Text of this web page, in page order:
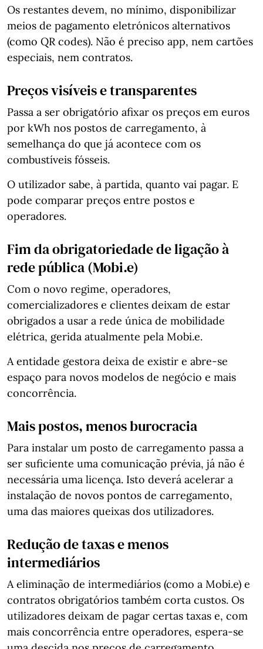
Os restantes devem, no mínimo, disponibilizar
meios de pagamento eletrónicos alternativos
(como QR codes). Não é preciso app, nem cartões
especiais, nem contratos.
Preços visíveis e transparentes
Passa a ser obrigatório afixar os preços em euros
por kWh nos postos de carregamento, à
semelhança do que já acontece com os
combustíveis fósseis.
O utilizador sabe, à partida, quanto vai pagar. E
pode comparar preços entre postos e
operadores.
Fim da obrigatoriedade de ligação à
rede pública (Mobi.e)
Com o novo regime, operadores,
comercializadores e clientes deixam de estar
obrigados a usar a rede única de mobilidade
elétrica, gerida atualmente pela Mobi.e.
A entidade gestora deixa de existir e abre-se
espaço para novos modelos de negócio e mais
concorrência.
Mais postos, menos burocracia
Para instalar um posto de carregamento passa a
ser suficiente uma comunicação prévia, já não é
necessária uma licença. Isto deverá acelerar a
instalação de novos pontos de carregamento,
uma das maiores queixas dos utilizadores.
Redução de taxas e menos
intermediários
A eliminação de intermediários (como a Mobi.e) e
contratos obrigatórios também corta custos. Os
utilizadores deixam de pagar certas taxas e, com
mais concorrência entre operadores, espera-se